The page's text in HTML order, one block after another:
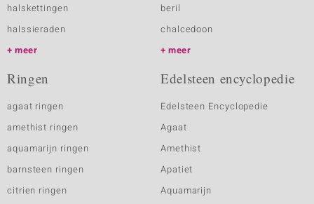
halskettingen
halssieraden
meer
beril
chalcedoon
meer
Ringen
agaat ringen
amethist ringen
aquamarijn ringen
barnsteen ringen
citrien ringen
Edelsteen encyclopedie
Edelsteen Encyclopedie
Agaat
Amethist
Apatiet
Aquamarijn